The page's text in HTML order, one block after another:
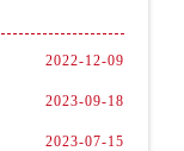
2022-12-09
2023-09-18
2023-07-15